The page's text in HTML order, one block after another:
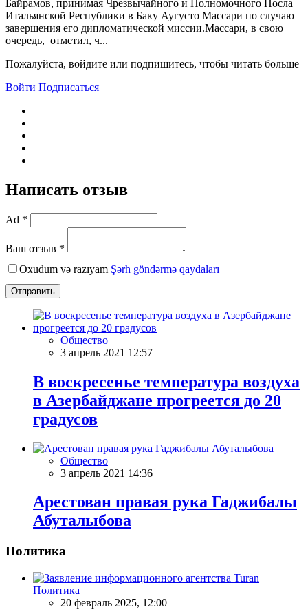
Байрамов, принимая Чрезвычайного и Полномочного Посла
Итальянской Республики в Баку Аугусто Массари по случаю
завершения его дипломатической миссии.Массари, в свою
очередь, отметил, ч...
Пожалуйста, войдите или подпишитесь, чтобы читать больше
Войти Подписаться
Написать отзыв
Ad *
Ваш отзыв *
Oxudum və razıyam Şərh göndərmə qaydaları
Отправить
Общество
3 апрель 2021 12:57
В воскресенье температура воздуха
в Азербайджане прогреется до 20
градусов
Общество
3 апрель 2021 14:36
Арестован правая рука Гаджибалы
Абуталыбова
Политика
Политика
20 февраль 2025, 12:00